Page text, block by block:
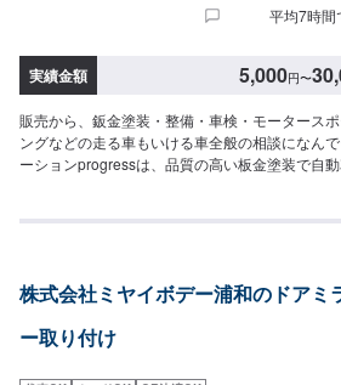
平均7時間
実績金額 5,000円〜
販売から、鈑金塗装・整備・車検・モータース
ングなどの走る車もいける車全般の相談になん
ーションprogressは、品質の高い板金塗装で自
ので、お気軽にお問い合わせください。ブレー
ドバイスを心掛けております。
ファーにてお問い合わせ【2】お見積り【3】お
作業開始【4】仕上がり次第納車-----納期につい
株式会社ミヤイボデー浦和のドアミ
ー取り付け